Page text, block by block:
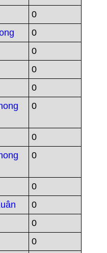
0
0
0
0
0
0
0
0
0
0
0
0